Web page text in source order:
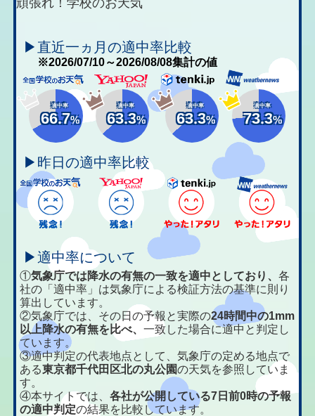
▶直近一ヵ月の適中率比較
※2026/07/10～2026/08/08集計の値
適中率
66.7%
適中率
63.3%
適中率
63.3%
適中率
73.3%
▶昨日の適中率比較
▶適中率について
①気象庁では降水の有無の一致を適中としており、各
社の「適中率」は気象庁による検証方法の基準に則り
算出しています。
②気象庁では、その日の予報と実際の24時間中の1mm
以上降水の有無を比べ、一致した場合に適中と判定し
ています。
③適中判定の代表地点として、気象庁の定める地点で
ある東京都千代田区北の丸公園の天気を参照していま
す。
④本サイトでは、各社が公開している7日前0時の予報
の適中判定の結果を比較しています。